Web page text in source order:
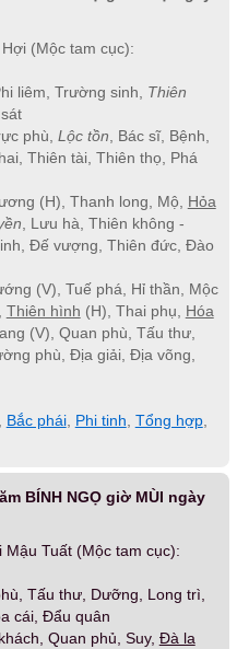
(Mộc tam cục):
liêm, Trường sinh, Thiên
phù, Lộc tồn , Bác sĩ, Bệnh,
Thiên tài, Thiên thọ, Phá
(H), Thanh long, Mộ, Hỏa
, Lưu hà, Thiên không -
Đế vượng, Thiên đức, Đào
(V), Tuế phá, Hỉ thần, Mộc
Thiên hình (H), Thai phụ, Hóa
(V), Quan phù, Tấu thư,
phù, Địa giải, Địa võng,
Bắc phái, Phi tinh Tổng hợp,
BÍNH NGỌ giờ MÙI ngày
Tuất (Mộc tam cục):
Tấu thư, Dưỡng, Long trì,
cái, Đẩu quân
Quan phủ, Suy, Đà la